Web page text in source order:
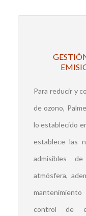
Para reducir y
de ozono,
lo establecido
establece las
admisibles
atmósfera,
mantenimiento
control de